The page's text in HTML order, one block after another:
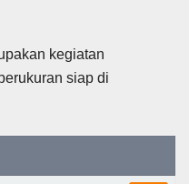
kegiatan
siap di